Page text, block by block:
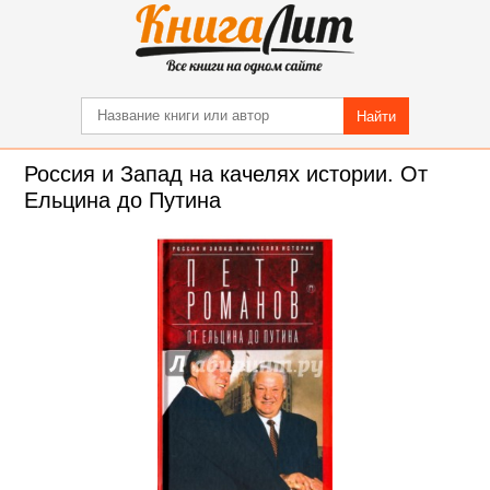
Найти
Россия и Запад на качелях истории. От
Ельцина до Путина